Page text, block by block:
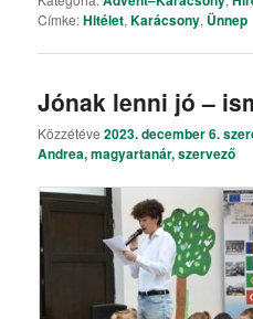
Címke:Hitélet,Karácsony, Ünnep
Jónak lenni jó –
Közzétéve2023. december 6.
Andrea, magyartanár, szervező